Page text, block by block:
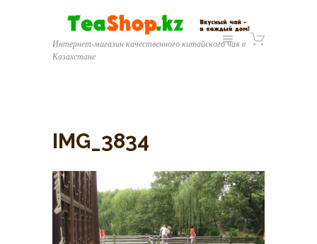
Интернет-магазин качественного китайского чая в
Казахстане
IMG_3834